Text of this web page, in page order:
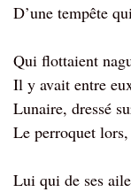
D’une tempête
Qui flottaient
Il y avait entre
Lunaire, dressé
Le perroquet
Lui qui de ses